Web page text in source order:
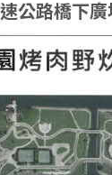
公路橋下